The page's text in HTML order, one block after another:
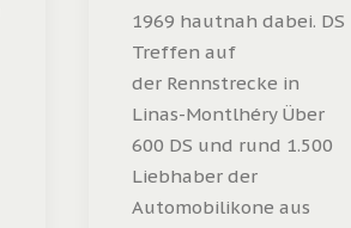
1969 hautnah dabei. DS
Treffen auf
der Rennstrecke in
Linas-Montlhéry Über
600 DS und rund 1.500
Liebhaber der
Automobilikone aus